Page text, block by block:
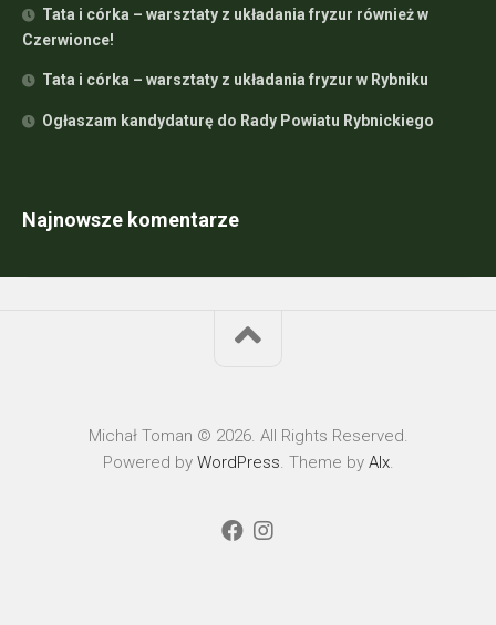
Tata i córka – warsztaty z układania fryzur również w
Czerwionce!
Tata i córka – warsztaty z układania fryzur w Rybniku
Ogłaszam kandydaturę do Rady Powiatu Rybnickiego
Najnowsze komentarze
Michał Toman © 2026. All Rights Reserved.
Powered by WordPress. Theme by Alx.